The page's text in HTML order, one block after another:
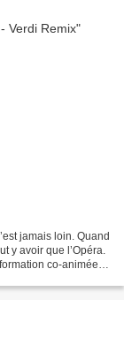
jamais loin. Quand
y avoir que l’Opéra.
co-animée et